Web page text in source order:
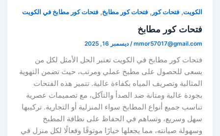
,فتحات كور,فتحات كور مطابخ, فتحات كور مطابخ في الكويت
كور مطابخ
/ديسمبر 16, 2025
كور مطابخ في الكويت تعتبر الحل الأمثل لكل من
للحصول على مطبخ عملي ومرتب، حيث تضمن التهوية
وتصريف المياه بكفاءة عالية. تتميز هذه الفتحات
عالية ومتانة ضد الصدأ والتآكل، مع تصميمات عصرية
جميع أنواع المطابخ سواء المنزلية أو التجارية. تركيبها
وسريع، وتساهم في الحفاظ على نظافة المطبخ
صيانته، مما يجعلها خيارًا موثوقًا وفعالًا لكل منزل في